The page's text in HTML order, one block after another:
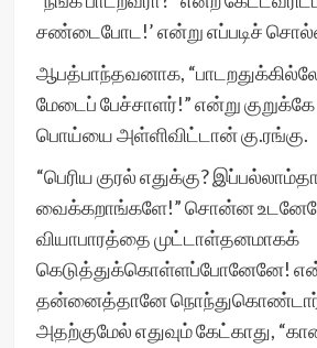
சண்டைபோட!’ என்று எப்படிச்
ஆபத்பாந்தவனாக,
மேடைப் பேச்சாளர்!” என்று குறுக்கே
பொய்யை அள்ளிவிட்டான் கு.ரங்கு.
“பெரிய குரல் எதுக்கு?
வைக்கறாங்களே!” சொன்ன
வியாபாரத்தை முட்டாள்தனமாகக்
கெடுத்துக்கொள்ளப்போனேனே!
தன்னைத்தானே நொந்துகொண்டார்
அதற்குமேல் எதுவும் கேட்காது,